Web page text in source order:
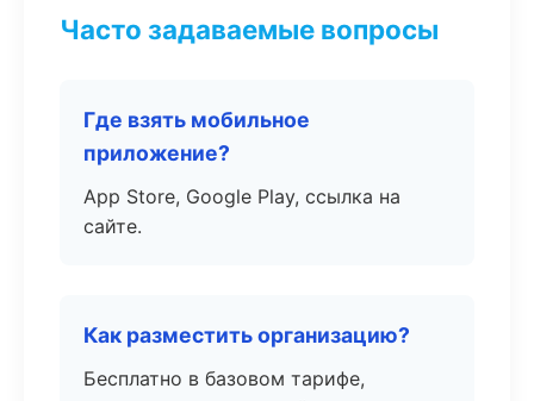
Часто задаваемые вопросы
Где взять мобильное
приложение?
App Store, Google Play, ссылка на
сайте.
Как разместить организацию?
Бесплатно в базовом тарифе,